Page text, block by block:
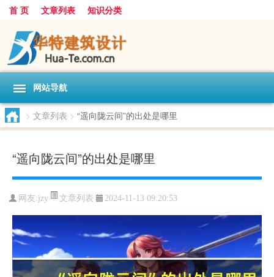
首 页 文章列表 知识分类
网站导航
> 文章列表 > “遥向陇云间”的出处是哪里
“遥向陇云间”的出处是哪里
网友:jzy 文章列表 2024-11-13 09:20:53